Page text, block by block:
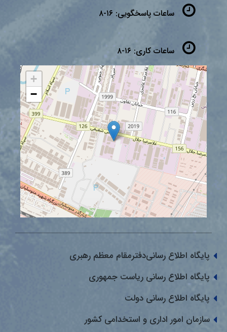
ساعات پاسخگویی: ۱۶-۸
ساعات کاری: ۱۶-۸
+
−
پایگاه اطلاع رسانی‌دفترمقام معظم رهبری
پایگاه اطلاع رسانی ریاست جمهوری
پایگاه اطلاع رسانی دولت
سازمان امور اداری و استخدامی کشور